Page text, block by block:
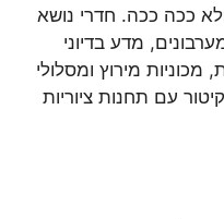
ככה ככה. חדרי נושא
מדע בדיוני
מכוניות מירוץ ומסלולי
עם תחנות ציוריות